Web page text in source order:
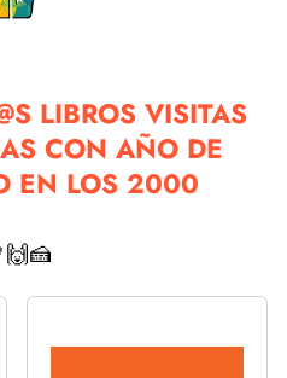
LIBROS VISITAS
CON AÑO DE
EN LOS 2000